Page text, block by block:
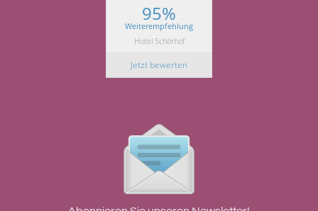
95%
Weiterempfehlung
Hotel Schörhof
Jetzt bewerten